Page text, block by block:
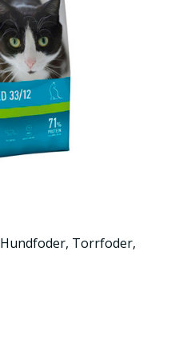
Hundfoder, Torrfoder,